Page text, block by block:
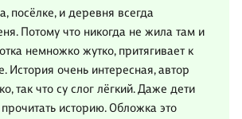
посёлке, и деревня всегда
Потому что никогда не жила там и
немножко жутко, притягивает к
История очень интересная, автор
так что су слог лёгкий. Даже дети
историю. Обложка это